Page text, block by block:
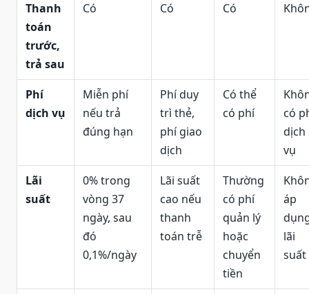
Thanh
toán
trước,
trả sau
Có Có Có
Phí
dịch vụ
Miễn phí
nếu trả
đúng hạn
Phí duy
trì thẻ,
phí giao
dịch
Có thể
có phí
có
dịch
vụ
Lãi
suất
0% trong
vòng 37
ngày, sau
đó
0,1%/ngày
Lãi suất
cao nếu
thanh
toán trễ
Thường
có phí
quản lý
hoặc
chuyển
tiền
áp
lãi
suất